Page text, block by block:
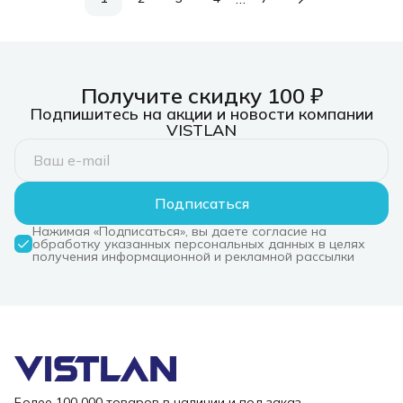
Получите скидку 100 ₽
Подпишитесь на акции и новости компании
VISTLAN
Подписаться
Нажимая «Подписаться», вы даете согласие на
обработку указанных персональных данных в целях
получения информационной и рекламной рассылки